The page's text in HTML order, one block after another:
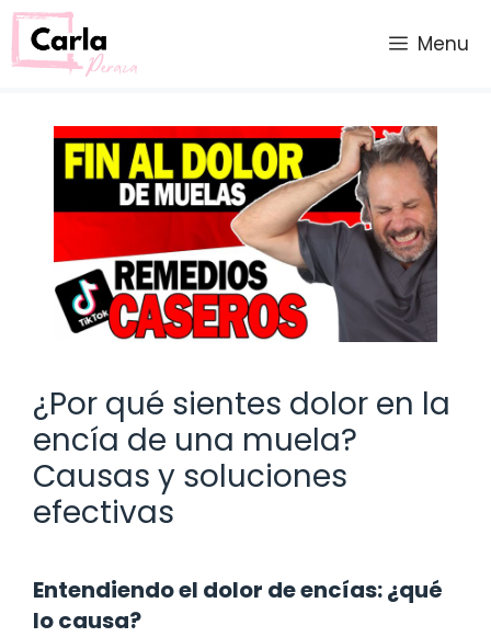
Saltar
al
contenido
Menu
¿Por qué sientes dolor en la
encía de una muela?
Causas y soluciones
efectivas
Entendiendo el dolor de encías: ¿qué
lo causa?